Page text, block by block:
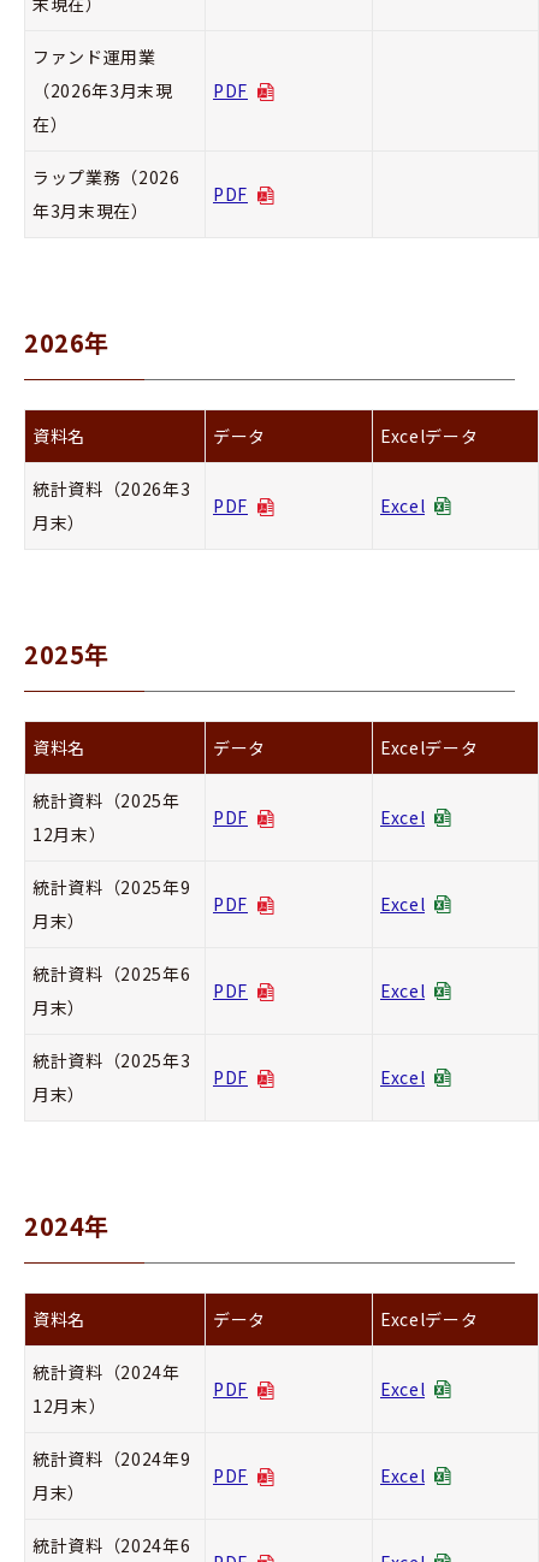
ファンド運用業
（2026年3月末現
在）
PDF
ラップ業務（2026
年3月末現在）
PDF
2026年
資料名 データ Excelデータ
統計資料（2026年3
月末）
PDF Excel
2025年
資料名 データ Excelデータ
統計資料（2025年
12月末）
PDF Excel
統計資料（2025年9
月末）
PDF Excel
統計資料（2025年6
月末）
PDF Excel
統計資料（2025年3
月末）
PDF Excel
2024年
資料名 データ Excelデータ
統計資料（2024年
12月末）
PDF Excel
統計資料（2024年9
月末）
PDF Excel
統計資料（2024年6